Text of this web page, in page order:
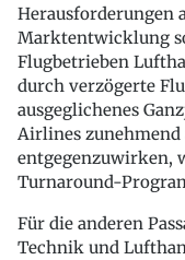
Herausforderungen
Marktentwicklung
Flugbetrieben
durch verzögerte
ausgeglichenes
Airlines
entgegenzuwirken,
Turnaround-
Für die anderen
Technik und